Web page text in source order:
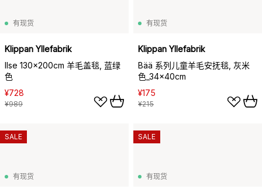
有现货
Klippan Yllefabrik
Ilse 130x200cm 羊毛盖毯, 蓝绿
色
¥728
¥989
有现货
Klippan Yllefabrik
Bää 系列儿童羊毛安抚毯, 灰米
色_34x40cm
¥175
¥215
有现货
SALE
有现货
SALE